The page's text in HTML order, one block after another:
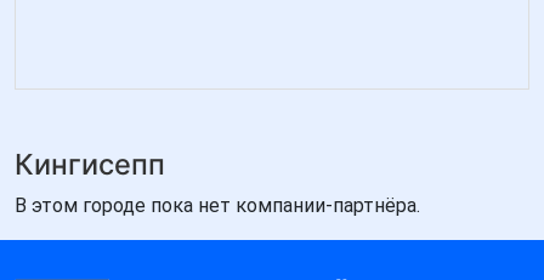
Кингисепп
В этом городе пока нет компании-партнёра.